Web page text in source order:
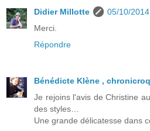
Didier Millotte
05/10/
Merci.
Répondre
Bénédicte Klène ,
Je rejoins l'avis de Christine
des styles…
Une grande délicatesse dans